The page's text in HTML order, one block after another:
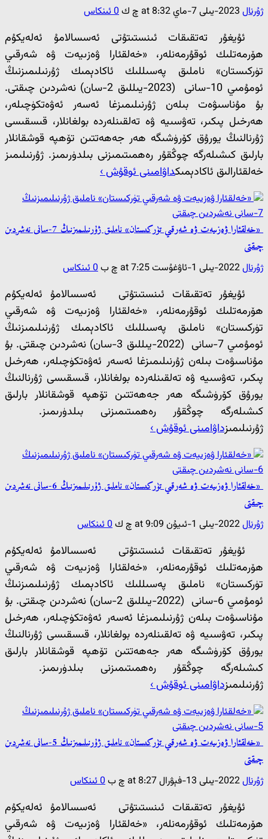
ژۇرنال 2023-يىلى 7-ماي at 8:32 چ ك 0 ئىنكاس
ئۇيغۇر تەتقىقات ئىنستىتۇتى ئەسسالامۇ ئەلەيكۇم
ھۆرمەتلىك ئوقۇرمەنلەر، «خەلقئارا ۋەزىيەت ۋە شەرقىي
تۈركىستان» ناملىق پەسىللىك ئاكادېمىك ژۇرنىلىمىزنىڭ
ئومۇمىي 10-سانى (2023-يىللىق 2-سان) نەشردىن چىقتى.
بۇ مۇناسىۋەت بىلەن ژۇرنىلىمىزغا ئەسەر ئەۋەتكۈچىلەر،
ھەرخىل پىكىر، تەۋسىيە ۋە تەلقىنلەردە بولغانلار، قىسقىسى
ژۇرنالنىڭ يورۇق كۆرۈشىگە ھەر جەھەتتىن تۆھپە قوشقانلار
بارلىق كىشىلەرگە چوڭقۇر رەھمىتىمىزنى بىلدۈرىمىز. ژۇرنىلىمىز
خەلقئارالىق ئاكادېمىكداۋامىنى ئوقۇش ›
«خەلقئارا ۋەزىيەت ۋە شەرقىي تۈركىستان» ناملىق ژۇرنىلىمىزنىڭ 7-سانى نەشردىن
چىقتى
ژۇرنال2022-يىلى 1-ئاۋغۇست at 7:25 چ ب 0 ئىنكاس
ئۇيغۇر تەتقىقات ئىنستىتۇتى ئەسسالامۇ ئەلەيكۇم
ھۆرمەتلىك ئوقۇرمەنلەر، «خەلقئارا ۋەزىيەت ۋە شەرقىي
تۈركىستان» ناملىق پەسىللىك ئاكادېمىك ژۇرنىلىمىزنىڭ
ئومۇمىي 7-سانى (2022-يىللىق 3-سان) نەشردىن چىقتى. بۇ
مۇناسىۋەت بىلەن ژۇرنىلىمىزغا ئەسەر ئەۋەتكۈچىلەر، ھەرخىل
پىكىر، تەۋسىيە ۋە تەلقىنلەردە بولغانلار، قىسقىسى ژۇرنالنىڭ
يورۇق كۆرۈشىگە ھەر جەھەتتىن تۆھپە قوشقانلار بارلىق
كىشىلەرگە چوڭقۇر رەھمىتىمىزنى بىلدۈرىمىز.
ژۇرنىلىمىزداۋامىنى ئوقۇش ›
«خەلقئارا ۋەزىيەت ۋە شەرقىي تۈركىستان» ناملىق ژۇرنىلىمىزنىڭ 6-سانى نەشردىن
چىقتى
ژۇرنال2022-يىلى 1-ئىيۇن at 9:09 چ ك 0 ئىنكاس
ئۇيغۇر تەتقىقات ئىنستىتۇتى ئەسسالامۇ ئەلەيكۇم
ھۆرمەتلىك ئوقۇرمەنلەر، «خەلقئارا ۋەزىيەت ۋە شەرقىي
تۈركىستان» ناملىق پەسىللىك ئاكادېمىك ژۇرنىلىمىزنىڭ
ئومۇمىي 6-سانى (2022-يىللىق 2-سان) نەشردىن چىقتى. بۇ
مۇناسىۋەت بىلەن ژۇرنىلىمىزغا ئەسەر ئەۋەتكۈچىلەر، ھەرخىل
پىكىر، تەۋسىيە ۋە تەلقىنلەردە بولغانلار، قىسقىسى ژۇرنالنىڭ
يورۇق كۆرۈشىگە ھەر جەھەتتىن تۆھپە قوشقانلار بارلىق
كىشىلەرگە چوڭقۇر رەھمىتىمىزنى بىلدۈرىمىز.
ژۇرنىلىمىزداۋامىنى ئوقۇش ›
«خەلقئارا ۋەزىيەت ۋە شەرقىي تۈركىستان» ناملىق ژۇرنىلىمىزنىڭ 5-سانى نەشردىن
چىقتى
ژۇرنال2022-يىلى 13-فېۋرال at 8:27 چ ب 0 ئىنكاس
ئۇيغۇر تەتقىقات ئىنستىتۇتى ئەسسالامۇ ئەلەيكۇم
ھۆرمەتلىك ئوقۇرمەنلەر، «خەلقئارا ۋەزىيەت ۋە شەرقىي